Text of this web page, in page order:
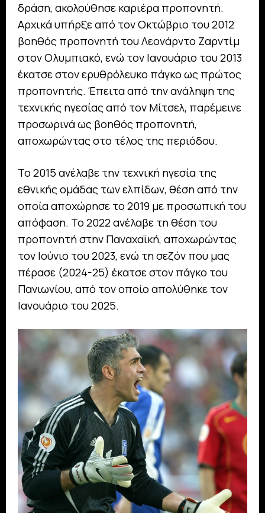
δράση, ακολούθησε καριέρα προπονητή.
Αρχικά υπήρξε από τον Οκτώβριο του 2012
βοηθός προπονητή του Λεονάρντο Ζαρντίμ
στον Ολυμπιακό, ενώ τον Ιανουάριο του 2013
έκατσε στον ερυθρόλευκο πάγκο ως πρώτος
προπονητής. Έπειτα από την ανάληψη της
τεχνικής ηγεσίας από τον Μίτσελ, παρέμεινε
προσωρινά ως βοηθός προπονητή,
αποχωρώντας στο τέλος της περιόδου.
Το 2015 ανέλαβε την τεχνική ηγεσία της
εθνικής ομάδας των ελπίδων, θέση από την
οποία αποχώρησε το 2019 με προσωπική του
απόφαση. Το 2022 ανέλαβε τη θέση του
προπονητή στην Παναχαϊκή, αποχωρώντας
τον Ιούνιο του 2023, ενώ τη σεζόν που μας
πέρασε (2024-25) έκατσε στον πάγκο του
Πανιωνίου, από τον οποίο απολύθηκε τον
Ιανουάριο του 2025.